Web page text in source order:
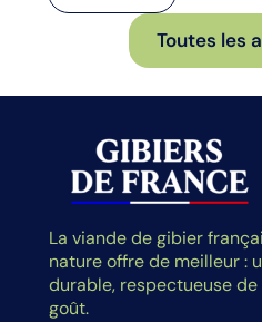
Toutes les
La viande de gibier
nature offre de meilleur :
durable, respectueuse
goût.